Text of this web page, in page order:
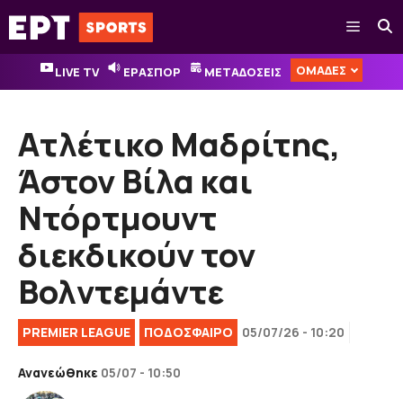
Μετάβαση
σε
περιεχόμενο
Μενού
LIVE TV ΕΡΑΣΠΟΡ ΜΕΤΑΔΟΣΕΙΣ ΟΜΑΔΕΣ
Ατλέτικο Μαδρίτης,
Άστον Βίλα και
Ντόρτμουντ
διεκδικούν τον
Βολντεμάντε
PREMIER LEAGUE ΠΟΔΟΣΦΑΙΡΟ 05/07/26 - 10:20
Ανανεώθηκε 05/07 - 10:50